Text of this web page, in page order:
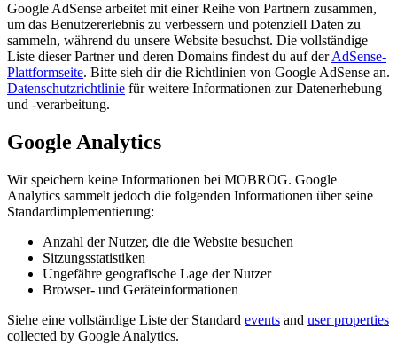
Google AdSense arbeitet mit einer Reihe von Partnern zusammen,
um das Benutzererlebnis zu verbessern und potenziell Daten zu
sammeln, während du unsere Website besuchst. Die vollständige
Liste dieser Partner und deren Domains findest du auf derAdSense-
Plattformseite. Bitte sieh dir die Richtlinien von Google AdSense an.
Datenschutzrichtlinie für weitere Informationen zur Datenerhebung
und -verarbeitung.
Google Analytics
Wir speichern keine Informationen bei MOBROG. Google
Analytics sammelt jedoch die folgenden Informationen über seine
Standardimplementierung:
Anzahl der Nutzer, die die Website besuchen
Sitzungsstatistiken
Ungefähre geografische Lage der Nutzer
Browser- und Geräteinformationen
Siehe eine vollständige Liste der Standard events and user properties
collected by Google Analytics.